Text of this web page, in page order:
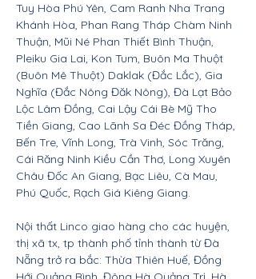
Tuy Hòa Phú Yên, Cam Ranh Nha Trang
Khánh Hòa, Phan Rang Tháp Chàm Ninh
Thuận, Mũi Né Phan Thiết Bình Thuận,
Pleiku Gia Lai, Kon Tum, Buôn Ma Thuột
(Buôn Mê Thuột) Daklak (Đắc Lắc), Gia
Nghĩa (Đắc Nông Đăk Nông), Đà Lạt Bảo
Lộc Lâm Đồng, Cai Lậy Cái Bè Mỹ Tho
Tiền Giang, Cao Lãnh Sa Đéc Đồng Tháp,
Bến Tre, Vĩnh Long, Trà Vinh, Sóc Trăng,
Cái Răng Ninh Kiều Cần Thơ, Long Xuyên
Châu Đốc An Giang, Bạc Liêu, Cà Mau,
Phú Quốc, Rạch Giá Kiêng Giang.
Nội thất Linco giao hàng cho các huyện,
thị xã tx, tp thành phố tỉnh thành từ Đà
Nẵng trở ra bắc: Thừa Thiên Huế, Đồng